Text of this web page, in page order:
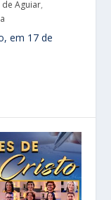
de Aguiar,
em 17 de